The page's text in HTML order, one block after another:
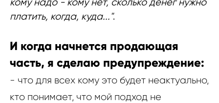
платить, когда, куда...".
И когда начнется продающая
часть, я сделаю предупреждение:
- что для всех кому это будет неактуально,
кто понимает, что мой подход не